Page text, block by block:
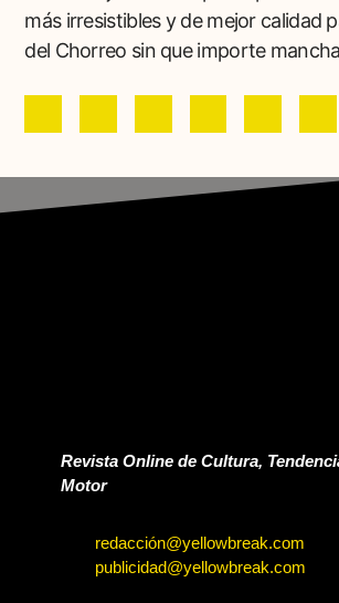
más irresistibles y de mejor calidad
del Chorreo sin que importe
Revista Online de Cultura,
Motor
redacción@yellowbreak.com
publicidad@yellowbreak.com